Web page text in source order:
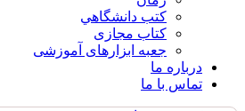
كتب دانشگاهي
کتاب مجازی
جعبه ابزارهای آموزشی
درباره ما
تماس با ما